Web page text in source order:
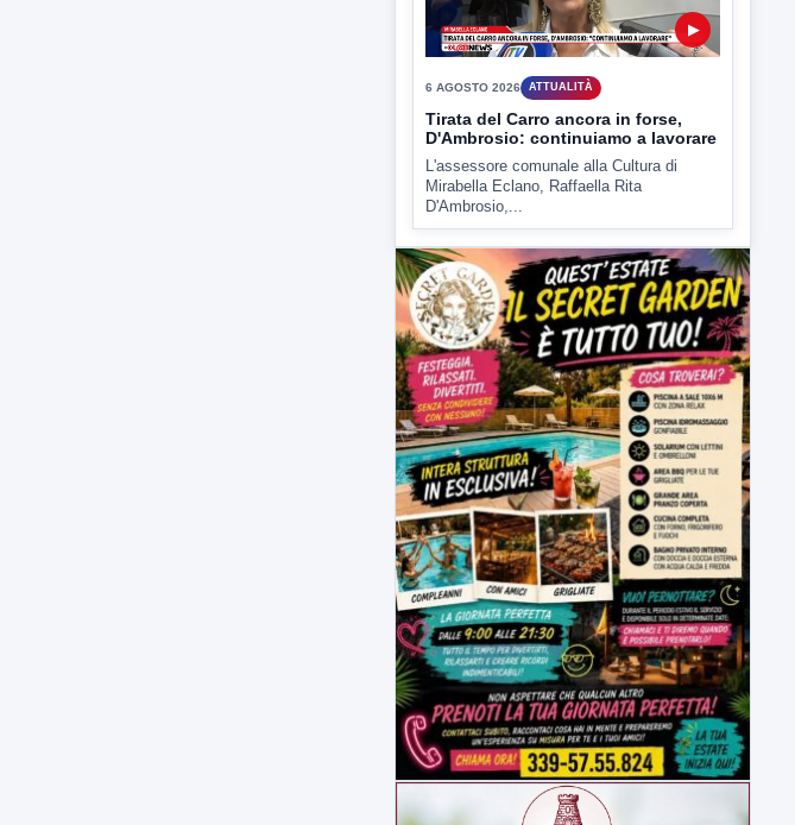
▶
6 AGOSTO 2026 ATTUALITÀ
Tirata del Carro ancora in forse,
D'Ambrosio: continuiamo a lavorare
L'assessore comunale alla Cultura di
Mirabella Eclano, Raffaella Rita
D'Ambrosio,...